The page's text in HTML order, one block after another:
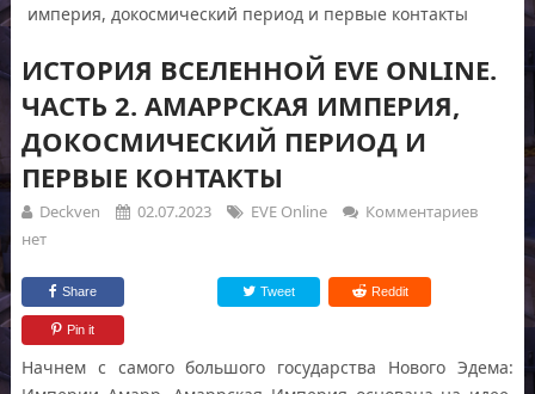
империя, докосмический период и первые контакты
ИСТОРИЯ ВСЕЛЕННОЙ EVE ONLINE.
ЧАСТЬ 2. АМАРРСКАЯ ИМПЕРИЯ,
ДОКОСМИЧЕСКИЙ ПЕРИОД И
ПЕРВЫЕ КОНТАКТЫ
Deckven 02.07.2023 EVE Online
Комментариев
нет
Share Tweet Reddit
Pin it
Начнем с самого большого государства Нового Эдема: